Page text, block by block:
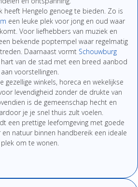
heeft Hengelo genoeg te bieden. Zo is
een leuke plek voor jong en oud waar
Voor liefhebbers van muziek en
bekende poptempel waar regelmatig
Daarnaast vormt Schouwburg
van de stad met een breed aanbod
aan voorstellingen.
gezellige winkels, horeca en wekelijkse
levendigheid zonder de drukte van
is de gemeenschap hecht en
je je snel thuis zult voelen.
een prettige leefomgeving met goede
en natuur binnen handbereik een ideale
plek om te wonen.